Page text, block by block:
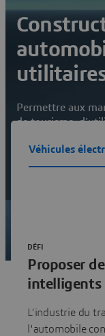
Permettre aux
de tourisme,
nouvelles
leurs clients
Véhicules
Proposer
intelligents
DÉFI
L'industrie du
l'automobile